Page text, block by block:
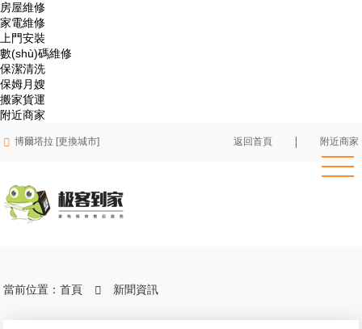
房屋維修
家電維修
上門安裝
數(shù)碼維修
保潔清洗
保姆月嫂
搬家貨運
附近商家
 博爾塔拉 [更換城市] 返回首頁 附近商家
當前位置：首頁  新聞資訊